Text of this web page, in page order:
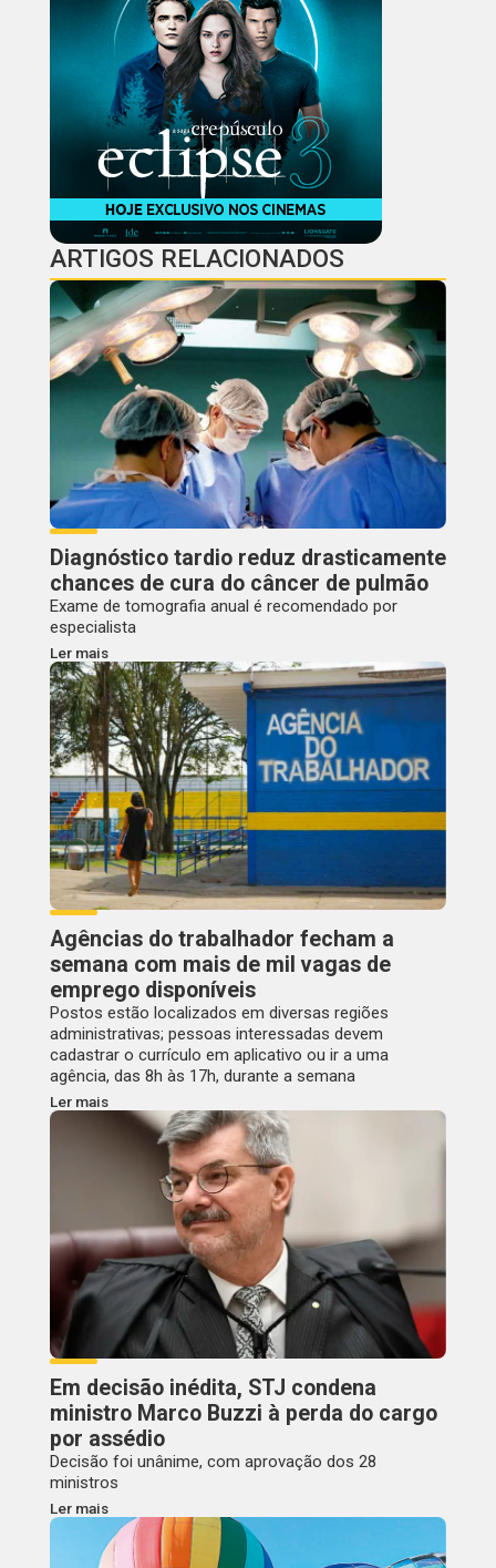
ARTIGOS RELACIONADOS
Diagnóstico tardio reduz drasticamente
chances de cura do câncer de pulmão
Exame de tomografia anual é recomendado por
especialista
Ler mais
Agências do trabalhador fecham a
semana com mais de mil vagas de
emprego disponíveis
Postos estão localizados em diversas regiões
administrativas; pessoas interessadas devem
cadastrar o currículo em aplicativo ou ir a uma
agência, das 8h às 17h, durante a semana
Ler mais
Em decisão inédita, STJ condena
ministro Marco Buzzi à perda do cargo
por assédio
Decisão foi unânime, com aprovação dos 28
ministros
Ler mais